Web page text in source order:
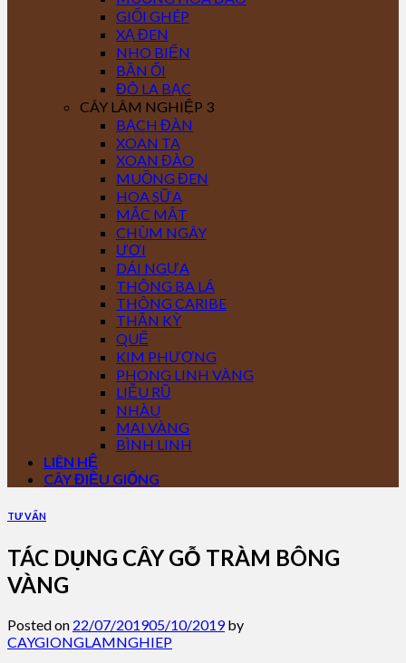
GIỔI GHÉP
XẠ ĐEN
NHO BIỂN
BẦN ỔI
ĐÔ LA BẠC
CÂY LÂM NGHIỆP 3
BẠCH ĐÀN
XOAN TA
XOAN ĐÀO
MUỒNG ĐEN
HOA SỮA
MẮC MẬT
CHÙM NGÂY
ƯƠI
DÁI NGỰA
THÔNG BA LÁ
THÔNG CARIBE
THẦN KỲ
QUẾ
KIM PHƯỢNG
PHONG LINH VÀNG
LIỄU RŨ
NHÀU
MAI VÀNG
BÌNH LINH
LIÊN HỆ
CÂY ĐIỀU GIỐNG
TƯ VẤN
TÁC DỤNG CÂY GỖ TRÀM BÔNG
VÀNG
Posted on 22/07/201905/10/2019by
CAYGIONGLAMNGHIEP